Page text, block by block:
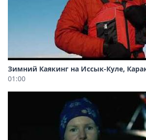
Зимний Каякинг на Иссык-Куле,
01:00